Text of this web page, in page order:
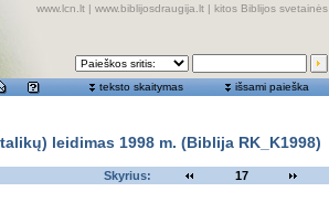
www.lcn.lt | www.biblijosdraugija.lt | kitos Biblijos svetainės
teksto skaitymas išsami paieška
leidimas 1998 m. (Biblija RK_K1998)
Skyrius: 17